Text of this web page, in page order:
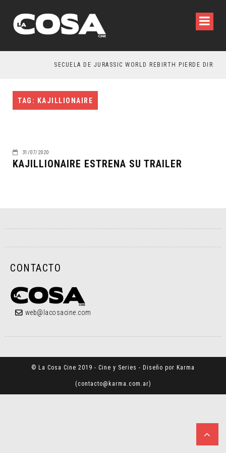
SECUELA DE JURASSIC WORLD REBIRTH PIERDE
TAG: KAJILLIONAIRE
31/07/2020
KAJILLIONAIRE ESTRENA SU TRAILER
CONTACTO
web@lacosacine.com
© La Cosa Cine 2019 - Cine y Series - Diseño por Karma
(contacto@karma.com.ar)